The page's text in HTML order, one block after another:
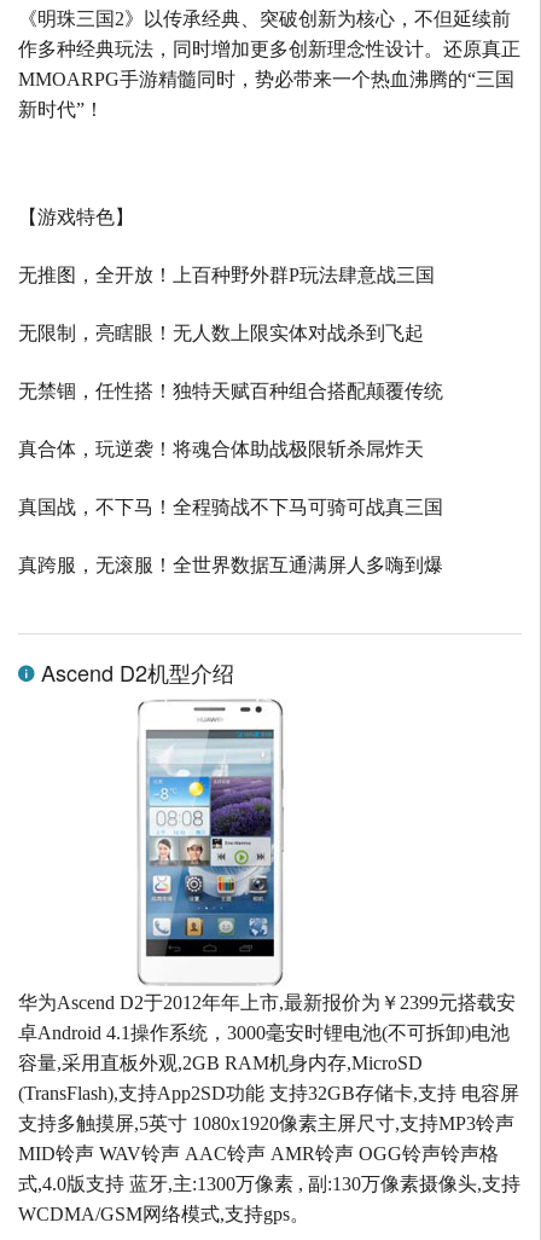
《明珠三国2》以传承经典、突破创新为核心，不但延续前
作多种经典玩法，同时增加更多创新理念性设计。还原真正
MMOARPG手游精髓同时，势必带来一个热血沸腾的“三国
新时代”！
【游戏特色】
无推图，全开放！上百种野外群P玩法肆意战三国
无限制，亮瞎眼！无人数上限实体对战杀到飞起
无禁锢，任性搭！独特天赋百种组合搭配颠覆传统
真合体，玩逆袭！将魂合体助战极限斩杀屌炸天
真国战，不下马！全程骑战不下马可骑可战真三国
真跨服，无滚服！全世界数据互通满屏人多嗨到爆
Ascend D2机型介绍
华为Ascend D2于2012年年上市,最新报价为￥2399元搭载安
卓Android 4.1操作系统，3000毫安时锂电池(不可拆卸)电池
容量,采用直板外观,2GB RAM机身内存,MicroSD
(TransFlash),支持App2SD功能 支持32GB存储卡,支持 电容屏
支持多触摸屏,5英寸 1080x1920像素主屏尺寸,支持MP3铃声
MID铃声 WAV铃声 AAC铃声 AMR铃声 OGG铃声铃声格
式,4.0版支持 蓝牙,主:1300万像素 , 副:130万像素摄像头,支持
WCDMA/GSM网络模式,支持gps。